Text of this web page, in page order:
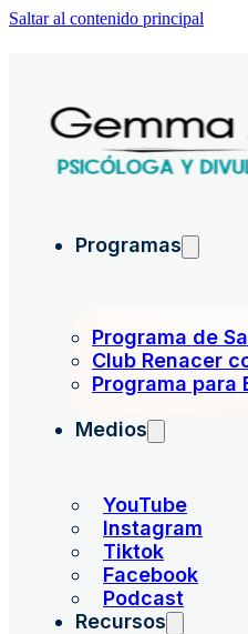
Saltar al contenido principal
Programas
Programa de
Club Renacer
Programa para
Medios
YouTube
Instagram
Tiktok
Facebook
Podcast
Recursos